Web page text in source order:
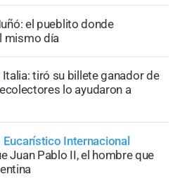
el pueblito donde
mismo día
Italia: tiró su billete ganador de
lo ayudaron a
Internacional
Juan Pablo II, el hombre que